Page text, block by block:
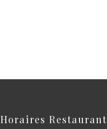
Horaires Restaurant